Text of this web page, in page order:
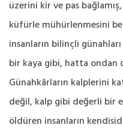
üzerini kir ve pas
küfürle mühürlenmesini
insanların bilinçli
bir kaya gibi, hatta ondan
Günahkârların kalplerini
değil, kalp gibi değerli bir
öldüren insanların